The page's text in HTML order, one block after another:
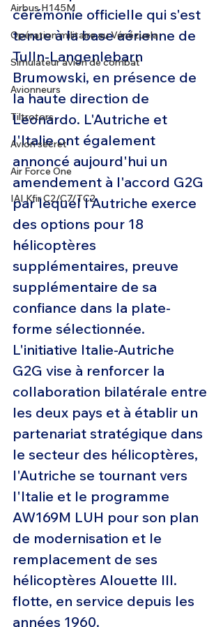
Airbus H145M
Opération militaire au Vénézuela
Simulateur avion de combat
Avionneurs
Tiltrotors
Avion secret
Air Force One
IAI Kfir C2/C7/TC2
cérémonie officielle qui s'est
tenue à la base aérienne de
Tulln-Langenlebarn
Brumowski, en présence de
la haute direction de
Leonardo. L'Autriche et
l'Italie ont également
annoncé aujourd'hui un
amendement à l'accord G2G
par lequel l'Autriche exerce
des options pour 18
hélicoptères
supplémentaires, preuve
supplémentaire de sa
confiance dans la plate-
forme sélectionnée.
L'initiative Italie-Autriche
G2G vise à renforcer la
collaboration bilatérale entre
les deux pays et à établir un
partenariat stratégique dans
le secteur des hélicoptères,
l'Autriche se tournant vers
l'Italie et le programme
AW169M LUH pour son plan
de modernisation et le
remplacement de ses
hélicoptères Alouette III.
flotte, en service depuis les
années 1960.